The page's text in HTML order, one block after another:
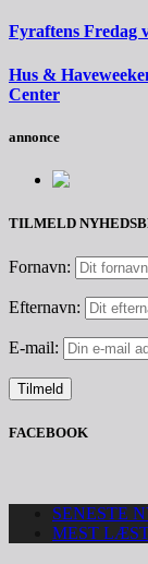
Fyraftens Fredag
Hus &
Center
annonce
TILMELD
Fornavn:
Efternavn:
E-mail:
FACEBOOK
SENESTE
MEST